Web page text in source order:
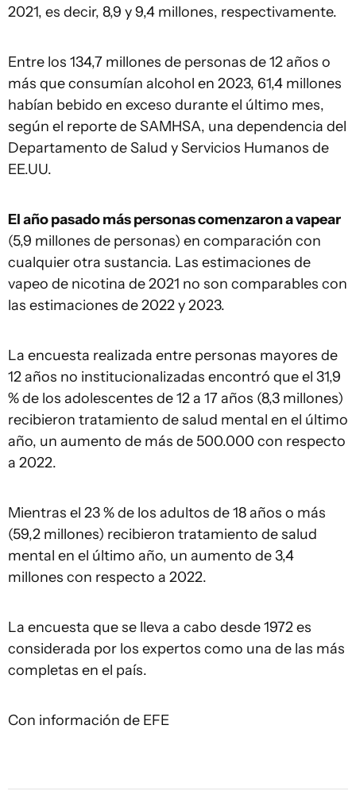
2021, es decir, 8,9 y 9,4 millones, respectivamente.
Entre los 134,7 millones de personas de 12 años o
más que consumían alcohol en 2023, 61,4 millones
habían bebido en exceso durante el último mes,
según el reporte de SAMHSA, una dependencia del
Departamento de Salud y Servicios Humanos de
EE.UU.
El año pasado más personas comenzaron a vapear
(5,9 millones de personas) en comparación con
cualquier otra sustancia. Las estimaciones de
vapeo de nicotina de 2021 no son comparables con
las estimaciones de 2022 y 2023.
La encuesta realizada entre personas mayores de
12 años no institucionalizadas encontró que el 31,9
% de los adolescentes de 12 a 17 años (8,3 millones)
recibieron tratamiento de salud mental en el último
año, un aumento de más de 500.000 con respecto
a 2022.
Mientras el 23 % de los adultos de 18 años o más
(59,2 millones) recibieron tratamiento de salud
mental en el último año, un aumento de 3,4
millones con respecto a 2022.
La encuesta que se lleva a cabo desde 1972 es
considerada por los expertos como una de las más
completas en el país.
Con información de EFE